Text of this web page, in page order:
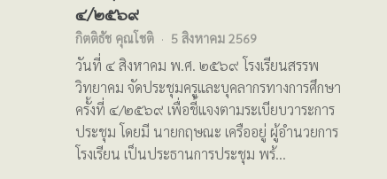
๔/๒๕๖๙
กิตติธัช คุณโชติ 5 สิงหาคม 2569
วันที่ ๔ สิงหาคม พ.ศ. ๒๕๖๙ โรงเรียนสรรพ
วิทยาคม จัดประชุมครูและบุคลากรทางการศึกษา
ครั้งที่ ๔/๒๕๖๙ เพื่อชี้แจงตามระเบียบวาระการ
ประชุม โดยมี นายกฤษณะ เครืออยู่ ผู้อำนวยการ
โรงเรียน เป็นประธานการประชุม พร้…